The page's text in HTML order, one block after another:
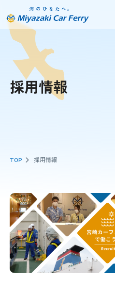
採用情報
TOP 採用情報